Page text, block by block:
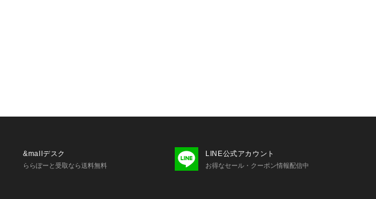
お気に入り登録した商品の再入荷・在庫情報・値下げな
&mallデスク
ららぽーと受取なら送料無料
LINE公式アカウント
お得なセール・クーポン情報配信中